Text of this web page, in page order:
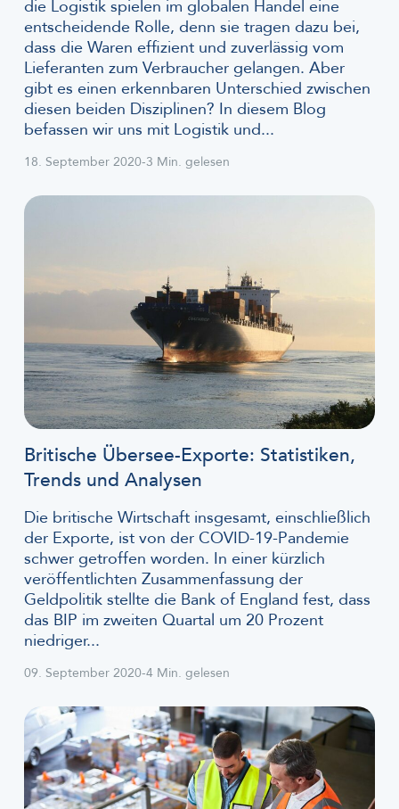
die Logistik spielen im globalen Handel eine
entscheidende Rolle, denn sie tragen dazu bei,
dass die Waren effizient und zuverlässig vom
Lieferanten zum Verbraucher gelangen. Aber
gibt es einen erkennbaren Unterschied zwischen
diesen beiden Disziplinen? In diesem Blog
befassen wir uns mit Logistik und...
18. September 2020-3 Min. gelesen
Britische Übersee-Exporte: Statistiken,
Trends und Analysen
Die britische Wirtschaft insgesamt, einschließlich
der Exporte, ist von der COVID-19-Pandemie
schwer getroffen worden. In einer kürzlich
veröffentlichten Zusammenfassung der
Geldpolitik stellte die Bank of England fest, dass
das BIP im zweiten Quartal um 20 Prozent
niedriger...
09. September 2020-4 Min. gelesen